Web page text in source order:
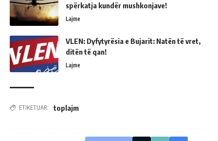
spërkatja kundër mushkonjave!
Lajme
VLEN: Dyfytyrësia e Bujarit: Natën të vret,
ditën të qan!
Lajme
ETIKETUAR: toplajm